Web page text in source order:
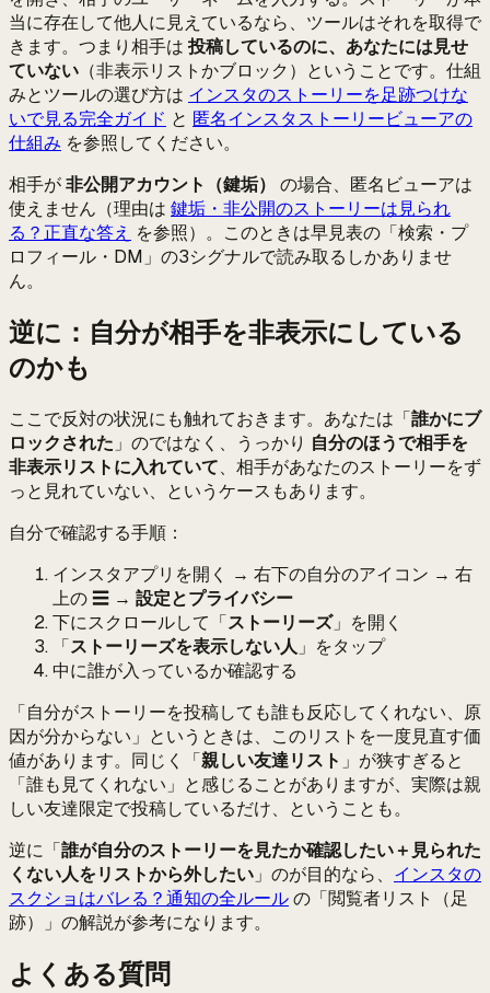
当に存在して他人に見えているなら、ツールはそれを取得で
きます。つまり相手は 投稿しているのに、あなたには見せ
ていない （非表示リストかブロック）ということです。仕組
みとツールの選び方は インスタのストーリーを足跡つけな
いで見る完全ガイド と 匿名インスタストーリービューアの
仕組み を参照してください。
相手が非公開アカウント（鍵垢）
の場合、匿名ビューアは
使えません（理由は 鍵垢・非公開のストーリーは見られ
る？正直な答え を参照）。このときは早見表の「検索・プ
ロフィール・DM」の3シグナルで読み取るしかありませ
ん。
逆に：自分が相手を非表示にしている
のかも
ここで反対の状況にも触れておきます。あなたは「誰かにブ
ロックされた 」のではなく、うっかり 自分のほうで相手を
非表示リストに入れていて、相手があなたのストーリーをず
っと見れていない、というケースもあります。
自分で確認する手順：
インスタアプリを開く → 右下の自分のアイコン → 右
上の ☰ → 設定とプライバシー
下にスクロールして「ストーリーズ」を開く
「ストーリーズを表示しない人 」をタップ
中に誰が入っているか確認する
「自分がストーリーを投稿しても誰も反応してくれない、原
因が分からない」というときは、このリストを一度見直す価
値があります。同じく「親しい友達リスト 」が狭すぎると
「誰も見てくれない」と感じることがありますが、実際は親
しい友達限定で投稿しているだけ、ということも。
逆に「誰が自分のストーリーを見たか確認したい＋見られた
くない人をリストから外したい 」のが目的なら、 インスタの
スクショはバレる？通知の全ルールの「閲覧者リスト（足
跡）」の解説が参考になります。
よくある質問